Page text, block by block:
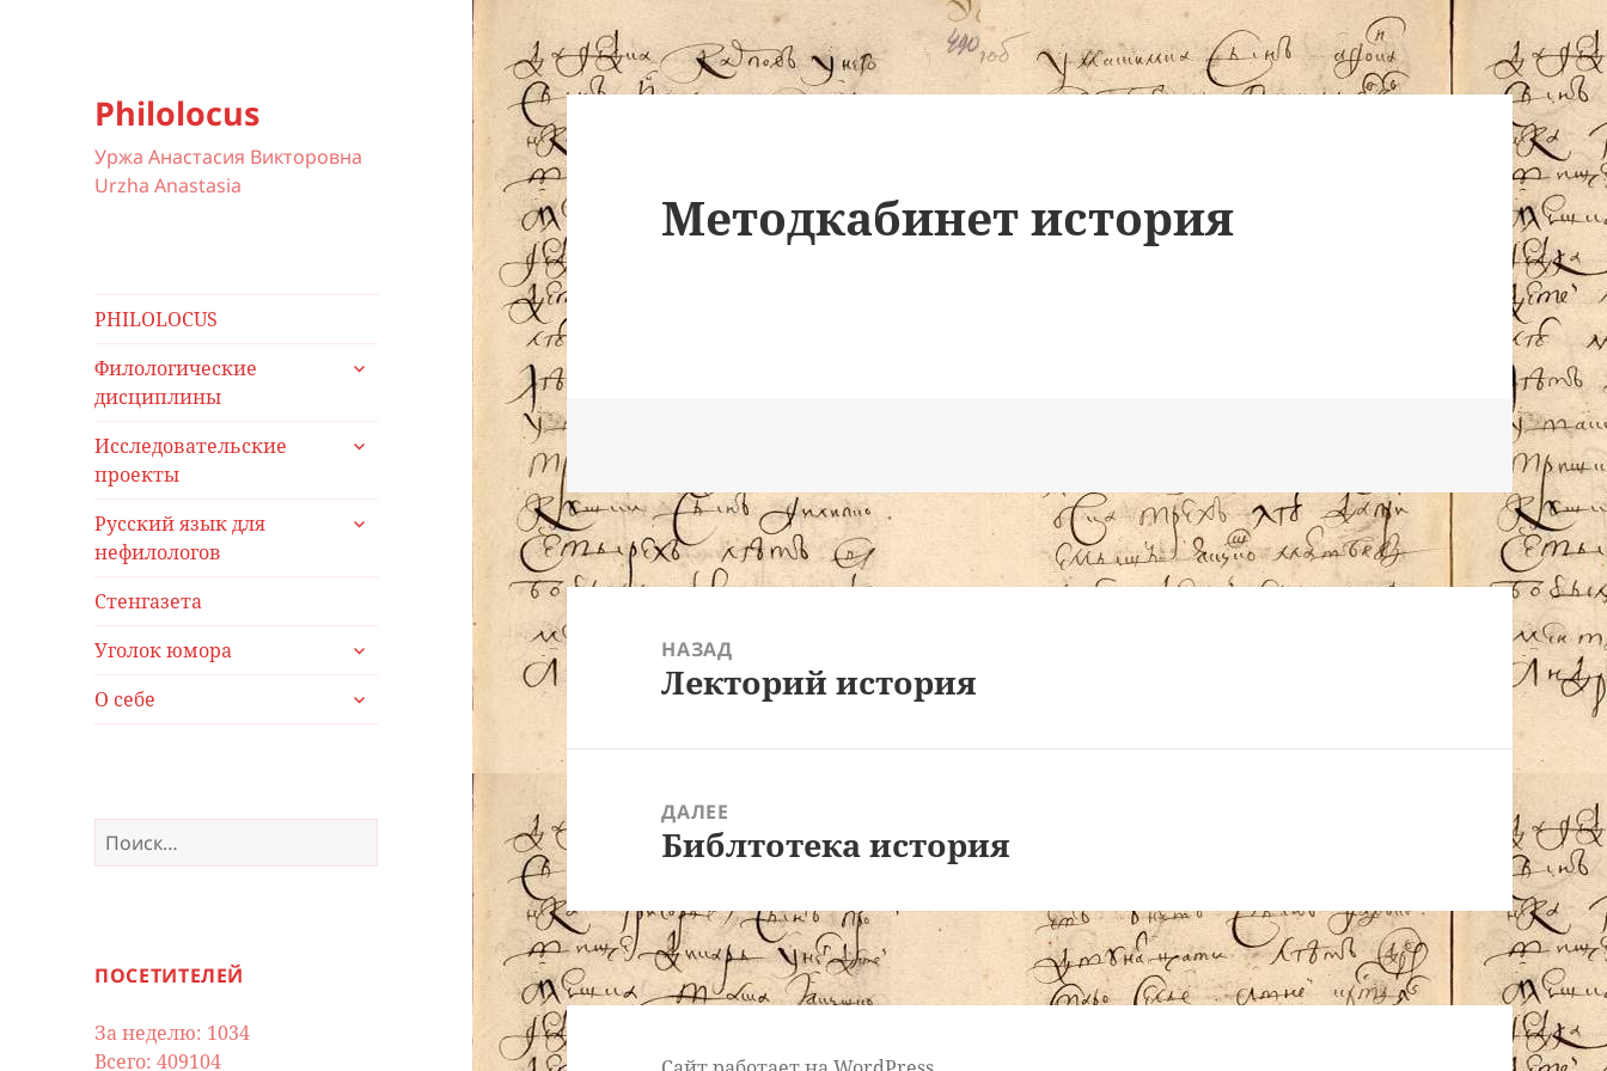
Philolocus
Уржа Анастасия Викторовна
Urzha Anastasia
PHILOLOCUS
Филологические
дисциплины
раскрыть
Исследовательские
проекты
раскрыть
Русский язык для
нефилологов
раскрыть
Стенгазета
Уголок юмора
раскрыть
меню
О себе
раскрыть
Найти:
ПОСЕТИТЕЛЕЙ
За неделю: 1034
Всего: 409104
Методкабинет история
Навигация
по
записям
НАЗАД
Предыдущая
Лекторий история
ДАЛЕЕ
Следующая
Библтотека история